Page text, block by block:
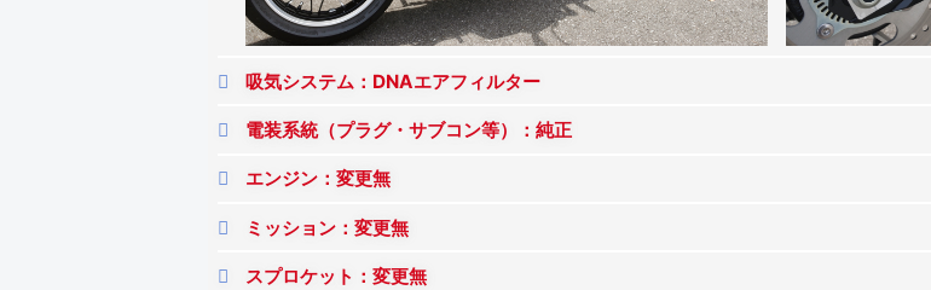
吸気システム：DNAエアフィルター
電装系統（プラグ・サブコン等）：純正
エンジン：変更無
ミッション：変更無
スプロケット：変更無